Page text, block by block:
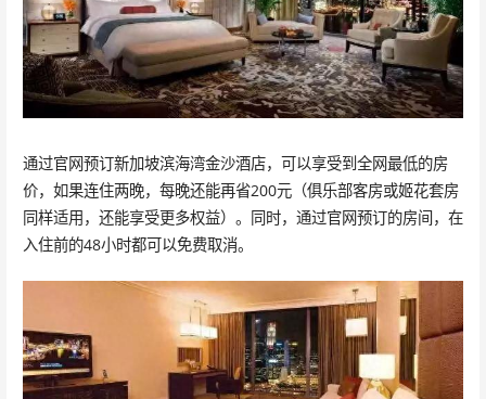
通过官网预订新加坡滨海湾金沙酒店，可以享受到全网最低的房
价，如果连住两晚，每晚还能再省200元（俱乐部客房或姬花套房
同样适用，还能享受更多权益）。同时，通过官网预订的房间，在
入住前的48小时都可以免费取消。